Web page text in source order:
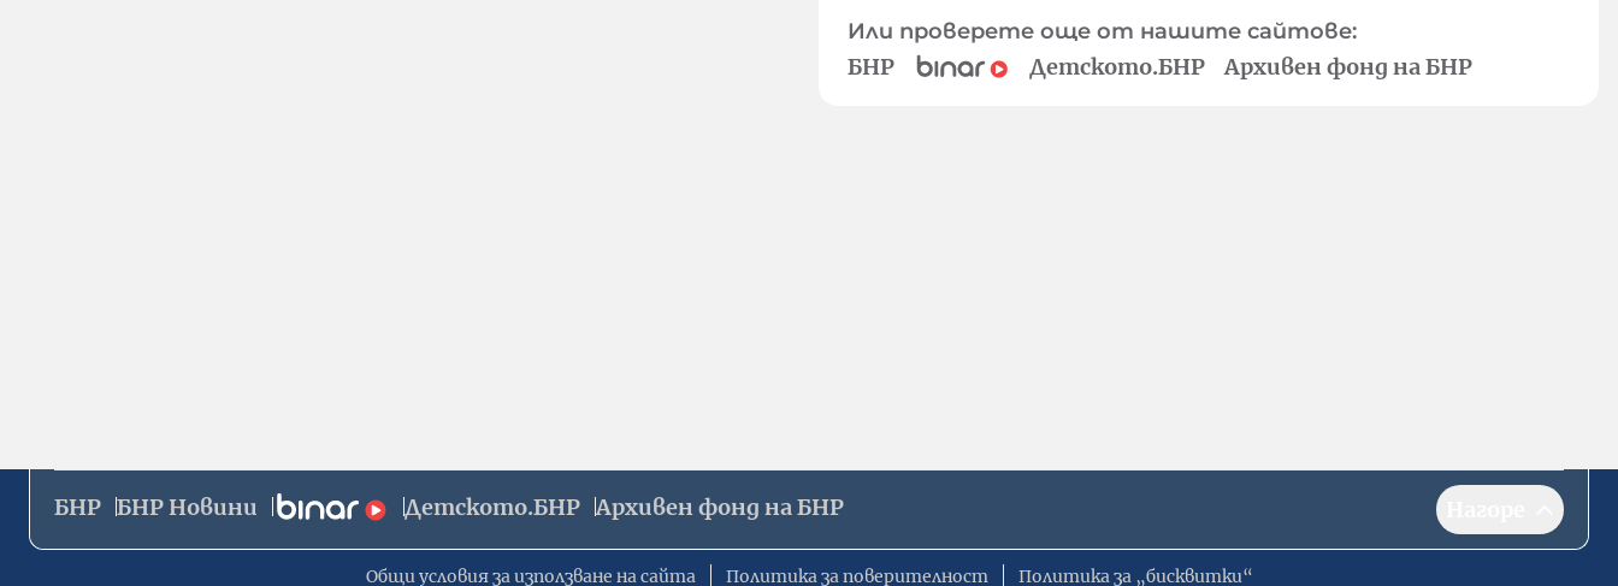
Или проверете още от нашите сайтове:
БНР Детското.БНР Архивен фонд на БНР
БНР БНР Новини Детското.БНР Архивен фонд на БНР
Общи условия за използване на сайта Политика за поверителност Политика за „бисквитки“